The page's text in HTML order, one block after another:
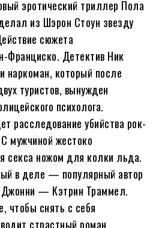
эротический триллер Пола
из Шэрон Стоун звезду
сюжета
Франциско. Детектив Ник
наркоман, который после
туристов, вынужден
психолога.
расследование убийства рок-
мужчиной жестоко
секса ножом для колки льда.
в деле — популярный автор
Джонни — Кэтрин Траммел.
чтобы снять с себя
страстный роман